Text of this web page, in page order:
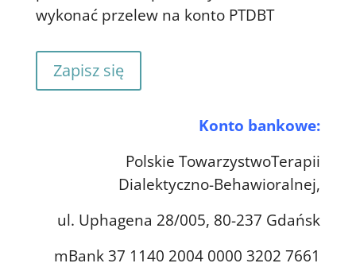
wykonać przelew na konto PTDBT
Zapisz się
Konto bankowe:
Polskie TowarzystwoTerapii
Dialektyczno-Behawioralnej,
ul. Uphagena 28/005, 80-237 Gdańsk
mBank 37 1140 2004 0000 3202 7661